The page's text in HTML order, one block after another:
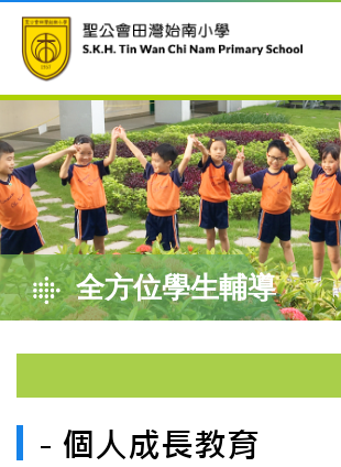
全方位學生輔導
- 個人成長教育